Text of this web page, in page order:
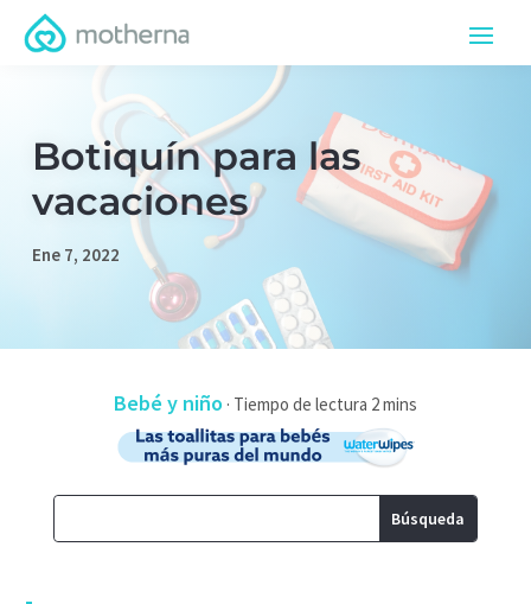
Botiquín para las
vacaciones
Ene 7, 2022
Bebé y niño ·